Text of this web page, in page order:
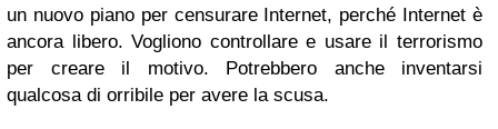
un nuovo piano per censurare Internet, perché Internet è
ancora libero. Vogliono controllare e usare il terrorismo
per creare il motivo. Potrebbero anche inventarsi
qualcosa di orribile per avere la scusa.